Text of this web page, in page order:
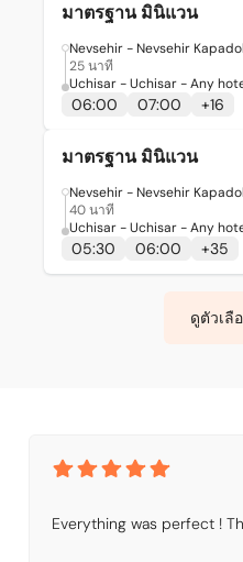
มาตรฐาน มินิแวน
Nevsehir - Nevsehir
25 นาที
Uchisar - Uchisar - Any
06:00 07:00 +16
มาตรฐาน มินิแวน
Nevsehir - Nevsehir
40 นาที
Uchisar - Uchisar - Any
05:30 06:00 +35
ดูตัวเลื
Everything was perfect !